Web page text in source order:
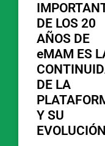
DE LOS 20
AÑOS DE
eMAM ES
DE LA
Y SU